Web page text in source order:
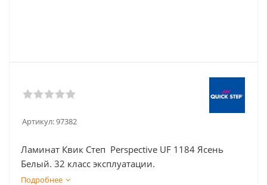
Артикул:97382
Ламинат Квик Степ Perspective UF 1184 Ясень
Белый. 32 класс эксплуатации.
Подробнее